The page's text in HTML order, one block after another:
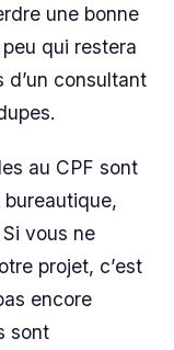
une bonne
qui restera
d’un consultant
au CPF sont
bureautique,
vous ne
projet, c’est
encore
sont